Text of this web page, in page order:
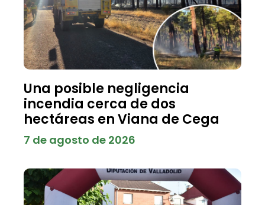
Una posible negligencia
incendia cerca de dos
hectáreas en Viana de Cega
7 de agosto de 2026